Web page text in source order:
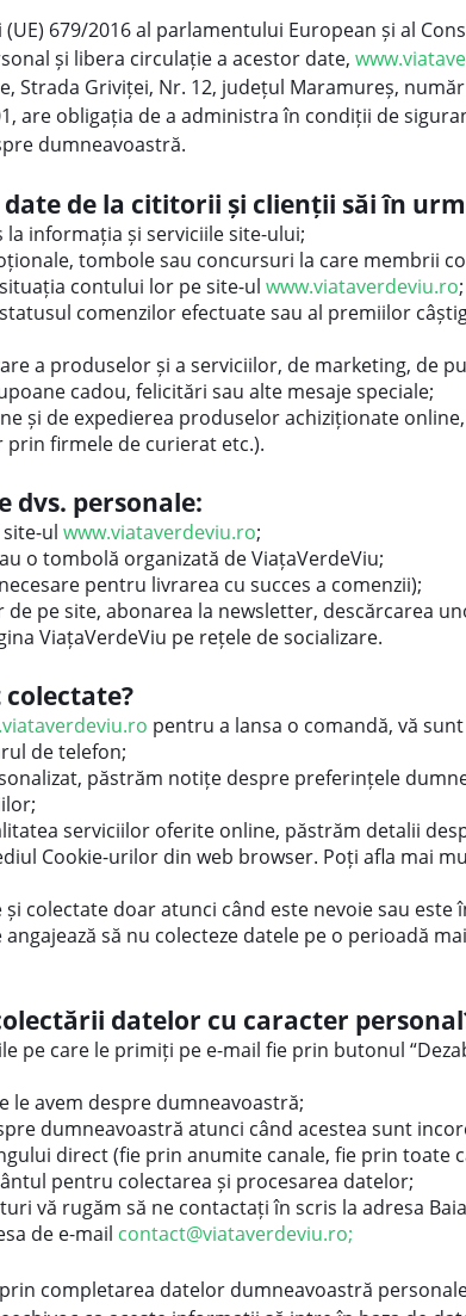
679/2016 al parlamentului European și al
și libera circulație a acestor date,
Strada Griviței, Nr. 12, județul Maramureș,
are obligația de a administra în condiții de
dumneavoastră.
de la cititorii și clienții săi în
informația și serviciile site-ului;
tombole sau concursuri la care membrii
contului lor pe site-ul www.viataverdeviu.ro;
comenzilor efectuate sau al premiilor
a produselor și a serviciilor, de marketing, de
cadou, felicitări sau alte mesaje speciale;
și de expedierea produselor achiziționate
firmele de curierat etc.).
dvs. personale:
ul www.viataverdeviu.ro;
o tombolă organizată de ViațaVerdeViu;
pentru livrarea cu succes a comenzii);
pe site, abonarea la newsletter, descărcarea
ViațaVerdeViu pe rețele de socializare.
colectate?
pentru a lansa o comandă, vă
de telefon;
păstrăm notițe despre preferințele
serviciilor oferite online, păstrăm detalii
Cookie-urilor din web browser. Poți afla mai
colectate doar atunci când este nevoie sau
să nu colecteze datele pe o perioadă
datelor cu caracter
pe care le primiți pe e-mail fie prin butonul
le avem despre dumneavoastră;
dumneavoastră atunci când acestea sunt
direct (fie prin anumite canale, fie prin toate
pentru colectarea și procesarea datelor;
vă rugăm să ne contactați în scris la adresa
de e-mail contact@viataverdeviu.ro;
completarea datelor dumneavoastră